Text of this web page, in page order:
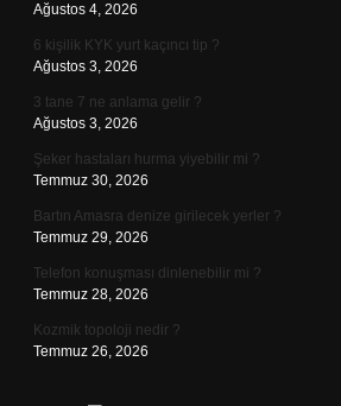
Ağustos 4, 2026
6 kişilik KYK yurt kaçıncı tip ?
Ağustos 3, 2026
3 tane 7 ne anlama gelir ?
Ağustos 3, 2026
Şeker hastaları hurma yiyebilir mi ?
Temmuz 30, 2026
Bartın Amasra denize girilecek yerler ?
Temmuz 29, 2026
Telefon konuşması dinlenebilir mi ?
Temmuz 28, 2026
Kozmik topoloji nedir ?
Temmuz 26, 2026